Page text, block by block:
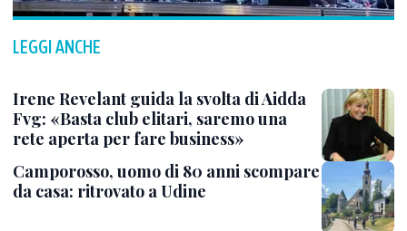
LEGGI ANCHE
Irene Revelant guida la svolta di Aidda
Fvg: «Basta club elitari, saremo una
rete aperta per fare business»
Camporosso, uomo di 80 anni scompare
da casa: ritrovato a Udine